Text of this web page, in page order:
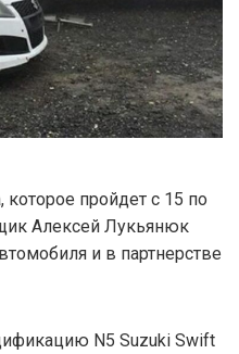
пройдет с 15 по
Алексей Лукьянюк
и в партнерстве
N5 Suzuki Swift